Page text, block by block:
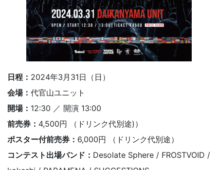
日程： 2024年3月31日（日）
会場： 代官山ユニット
開場： 12:30 ／ 開演 13:00
前売券： 4,500円 （ドリンク代別途)）
ポスター付前売券： 6,000円 （ドリンク代別途）
コンテスト出場バンド： Desolate Sphere / FROSTVOID /